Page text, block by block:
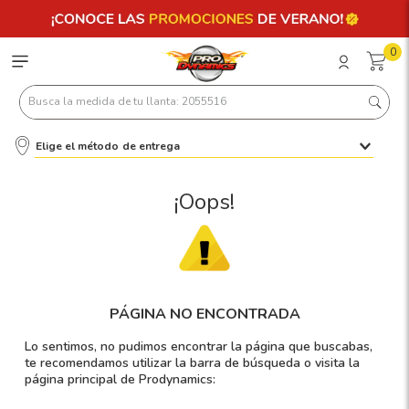
0
Busca la medida de tu llanta: 2055516
Elige el método de entrega
¡Oops!
PÁGINA NO ENCONTRADA
Lo sentimos, no pudimos encontrar la página que buscabas,
te recomendamos utilizar la barra de búsqueda o visita la
página principal de Prodynamics:
Términos más buscados
2
3 225
5.185
6.205
7.